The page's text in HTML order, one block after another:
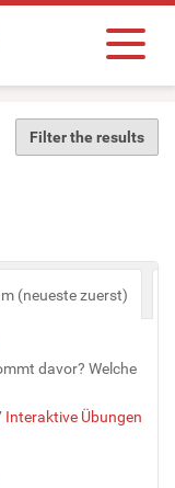
Filter the results
(neueste zuerst)
davor? Welche
Interaktive Übungen